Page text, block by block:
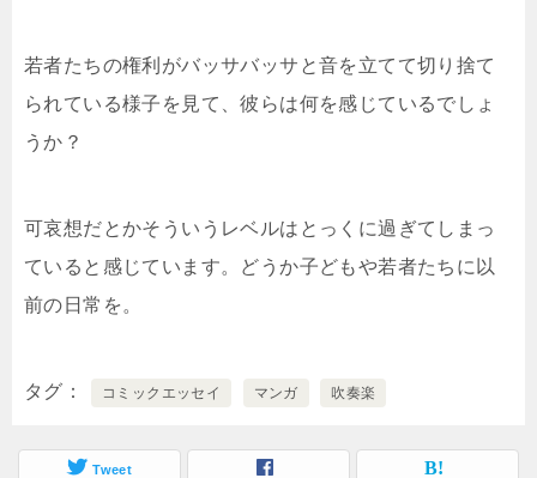
若者たちの権利がバッサバッサと音を立てて切り捨て
られている様子を見て、彼らは何を感じているでしょ
うか？
可哀想だとかそういうレベルはとっくに過ぎてしまっ
ていると感じています。どうか子どもや若者たちに以
前の日常を。
タグ コミックエッセイ マンガ 吹奏楽
Tweet